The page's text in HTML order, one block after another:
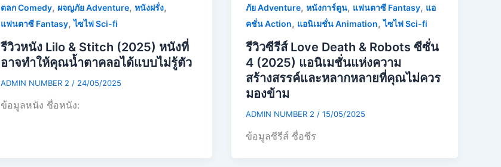
ตลก Comedy, ผจญภัย Adventure, หนังฝรั่ง,
แฟนตาซี Fantasy,ไซไฟ Sci-fi
รีวิวหนัง Lilo & Stitch (2025) หนังที่
อาจทำให้คุณน้ำตาคลอได้แบบไม่รู้ตัว
ADMIN NUMBER 2 / 24/05/2025
ข้อมูลหนัง ชื่อหนัง:
ภัย Adventure,หนังการ์ตูน, แฟนตาซี Fantasy, แอ
คชั่น Action, แอนิเมชั่น Animation,ไซไฟ Sci-fi
รีวิวซีรีส์ Love Death & Robots ซีซั่น
4 (2025) แอนิเมชั่นแห่งความ
สร้างสรรค์และหลากหลายที่คุณไม่ควร
มองข้าม
ADMIN NUMBER 2 /15/05/2025
ข้อมูลซีรีส์ ชื่อซีร